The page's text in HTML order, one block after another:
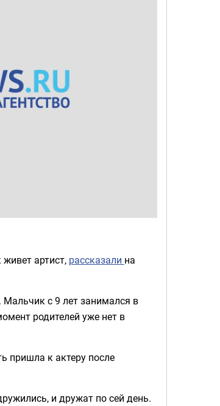
артист, рассказали на
с 9 лет занимался в
родителей уже нет в
пришла к актеру после
и дружат по сей день.